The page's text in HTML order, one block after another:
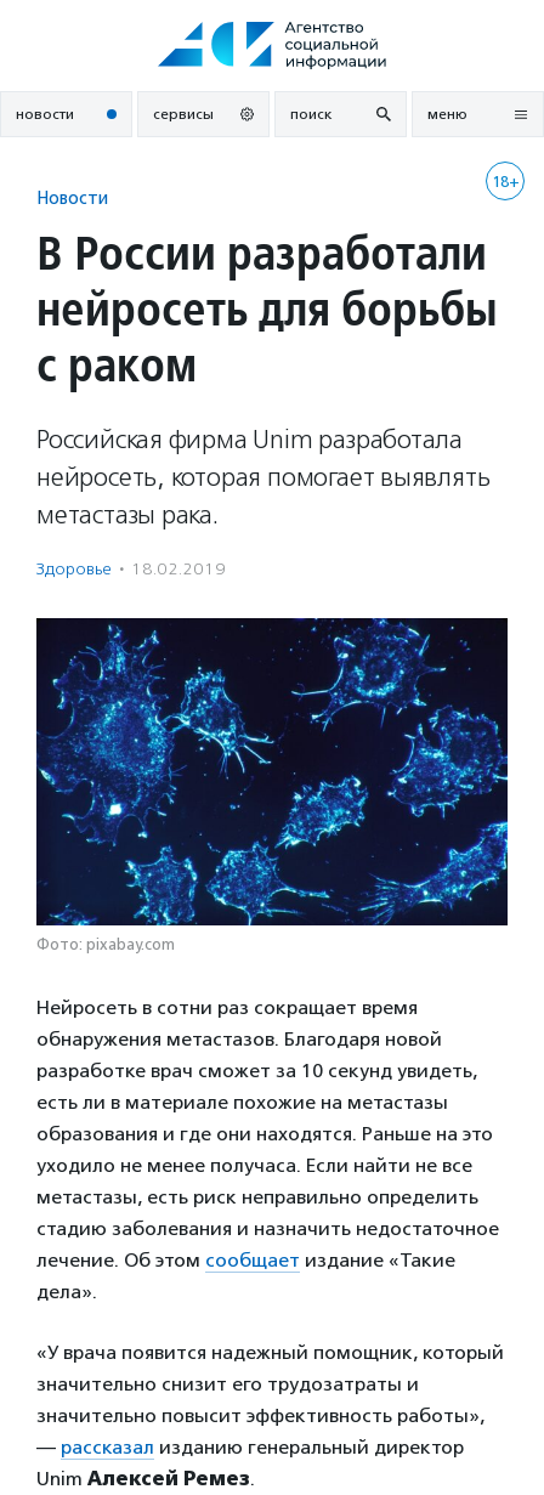
новости сервисы поиск меню
18+
Новости
В России разработали
нейросеть для борьбы
с раком
Российская фирма Unim разработала
нейросеть, которая помогает выявлять
метастазы рака.
Здоровье · 18.02.2019
Фото: pixabay.com
Нейросеть в сотни раз сокращает время
обнаружения метастазов. Благодаря новой
разработке врач сможет за 10 секунд увидеть,
есть ли в материале похожие на метастазы
образования и где они находятся. Раньше на это
уходило не менее получаса. Если найти не все
метастазы, есть риск неправильно определить
стадию заболевания и назначить недостаточное
лечение. Об этом сообщает издание «Такие
дела».
«У врача появится надежный помощник, который
значительно снизит его трудозатраты и
значительно повысит эффективность работы»,
— рассказал изданию генеральный директор
Unim Алексей Ремез.